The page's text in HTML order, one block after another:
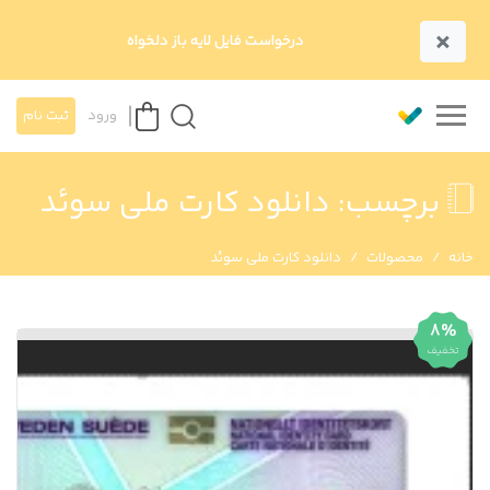
× درخواست فایل لایه باز دلخواه
ورود ثبت نام
برچسب: دانلود کارت ملی سوئد
خانه محصولات دانلود کارت ملی سوئد
8%
تخفیف